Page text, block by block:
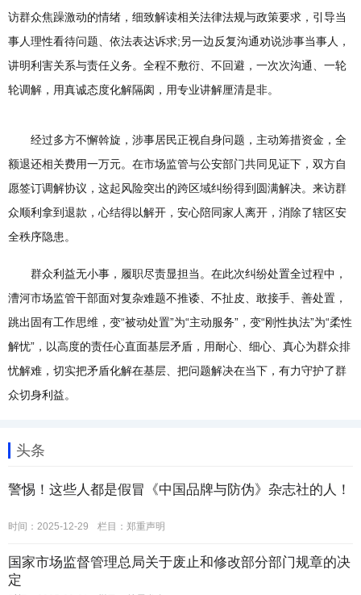
访群众焦躁激动的情绪，细致解读相关法律法规与政策要求，引导当
事人理性看待问题、依法表达诉求;另一边反复沟通劝说涉事当事人，
讲明利害关系与责任义务。全程不敷衍、不回避，一次次沟通、一轮
轮调解，用真诚态度化解隔阂，用专业讲解厘清是非。
经过多方不懈斡旋，涉事居民正视自身问题，主动筹措资金，全
额退还相关费用一万元。在市场监管与公安部门共同见证下，双方自
愿签订调解协议，这起风险突出的跨区域纠纷得到圆满解决。来访群
众顺利拿到退款，心结得以解开，安心陪同家人离开，消除了辖区安
全秩序隐患。
群众利益无小事，履职尽责显担当。在此次纠纷处置全过程中，
漕河市场监管干部面对复杂难题不推诿、不扯皮、敢接手、善处置，
跳出固有工作思维，变“被动处置”为“主动服务”，变“刚性执法”为“柔性
解忧”，以高度的责任心直面基层矛盾，用耐心、细心、真心为群众排
忧解难，切实把矛盾化解在基层、把问题解决在当下，有力守护了群
众切身利益。
头条
警惕！这些人都是假冒《中国品牌与防伪》杂志社的人！
时间：2025-12-29 栏目： 郑重声明
国家市场监督管理总局关于废止和修改部分部门规章的决
定